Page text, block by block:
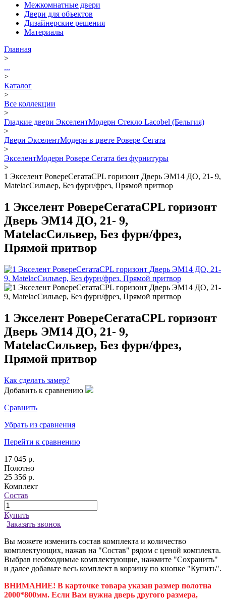
Межкомнатные двери
Двери для объектов
Дизайнерские решения
Материалы
Главная
>
...
>
Каталог
>
Все коллекции
>
Гладкие двери ЭкселентМодерн Стекло Lacobel (Бельгия)
>
Двери ЭкселентМодерн в цвете Ровере Сегата
>
ЭкселентМодерн Ровере Сегата без фурнитуры
>
1 Экселент РовереСегатаCPL горизонт Дверь ЭМ14 ДО, 21- 9,
MatelacСильвер, Без фурн/фрез, Прямой притвор
1 Экселент РовереСегатаCPL горизонт
Дверь ЭМ14 ДО, 21- 9,
MatelacСильвер, Без фурн/фрез,
Прямой притвор
1 Экселент РовереСегатаCPL горизонт
Дверь ЭМ14 ДО, 21- 9,
MatelacСильвер, Без фурн/фрез,
Прямой притвор
Как сделать замер?
Добавить к сравнению
Сравнить
Убрать из сравнения
Перейти к сравнению
17 045 р.
Полотно
25 356 р.
Комплект
Состав
Купить
Заказать звонок
Вы можете изменить состав комплекта и количество
комплектующих, нажав на "Состав" рядом с ценой комплекта.
Выбрав необходимые комплектующие, нажмите "Сохранить"
и далее добавьте весь комплект в корзину по кнопке "Купить".
ВНИМАНИЕ! В карточке товара указан размер полотна
2000*800мм. Если Вам нужна дверь другого размера,